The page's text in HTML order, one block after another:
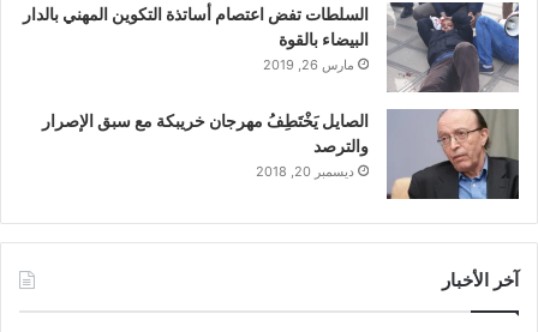
السلطات تفض اعتصام أساتذة التكوين المهني بالدار
البيضاء بالقوة
مارس 26, 2019
الصايل يَخْتَطِفُ مهرجان خريبكة مع سبق الإصرار
والترصد
ديسمبر 20, 2018
آخر الأخبار